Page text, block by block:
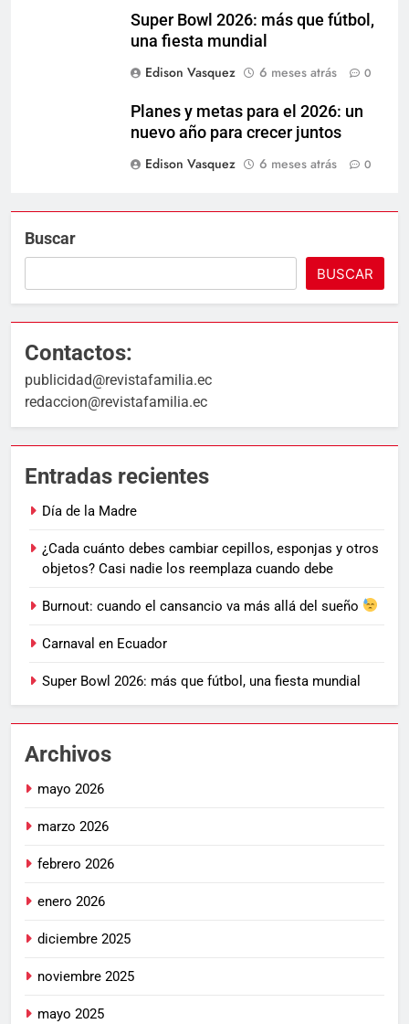
Super Bowl 2026: más que fútbol,
una fiesta mundial
Edison Vasquez
6 meses atrás 0
Planes y metas para el 2026: un
nuevo año para crecer juntos
Edison Vasquez
6 meses atrás 0
Buscar
BUSCAR
Contactos:
publicidad@revistafamilia.ec
redaccion@revistafamilia.ec
Entradas recientes
Día de la Madre
¿Cada cuánto debes cambiar cepillos, esponjas y otros
objetos? Casi nadie los reemplaza cuando debe
Burnout: cuando el cansancio va más allá del sueño
Carnaval en Ecuador
Super Bowl 2026: más que fútbol, una fiesta mundial
Archivos
mayo 2026
marzo 2026
febrero 2026
enero 2026
diciembre 2025
noviembre 2025
mayo 2025